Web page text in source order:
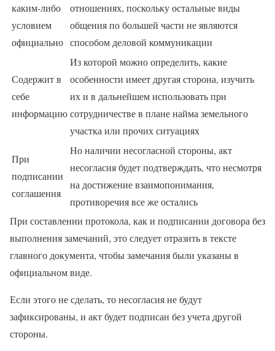
каким-либо
условием
официально
отношениях, поскольку остальные виды
общения по большей части не являются
способом деловой коммуникации
Содержит в
себе
информацию
Из которой можно определить, какие
особенности имеет другая сторона, изучить
их и в дальнейшем использовать при
сотрудничестве в плане найма земельного
участка или прочих ситуациях
При
подписании
соглашения
Но наличии несогласной стороны, акт
несогласия будет подтверждать, что несмотря
на достижение взаимопонимания,
противоречия все же остались
При составлении протокола, как и подписании договора без
выполнения замечаний, это следует отразить в тексте
главного документа, чтобы замечания были указаны в
официальном виде.
Если этого не сделать, то несогласия не будут
зафиксированы, и акт будет подписан без учета другой
стороны.